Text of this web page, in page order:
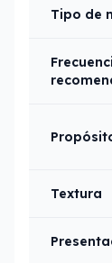
Tipo de
Textura